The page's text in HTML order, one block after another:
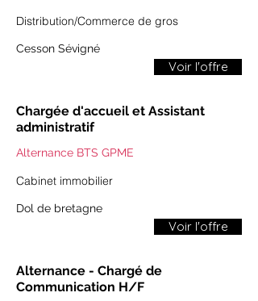
​​Distribution/Commerce de gros​
Cesson Sévigné
Voir l'offre
Chargée d'accueil et Assistant
administratif
Alternance BTS GPME
​​Cabinet immobilier ​
Dol de bretagne
Voir l'offre
Alternance - Chargé de
Communication H/F